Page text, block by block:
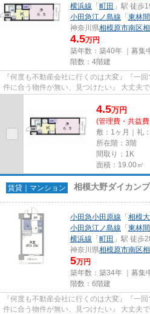
横浜線 「 町田 」駅 徒歩
小田急江ノ島線 「 東林間
神奈川県相模原市南区
4.5万円
築年数：築40年 ｜募集
階数：4階建
『何度も不動産会社に行くのは大変』『一
件に合う物件が無い、見つけたい』 大丈夫
4.5万円
(管理費・共益
敷：1ヶ月｜礼
所在階：3階
間取り：1K
面積：19.00㎡
賃貸｜マンション 相模大野ダイカン
小田急小田原線 「 相模
小田急江ノ島線 「 東林間
横浜線 「 町田 」駅 徒歩
神奈川県相模原市南区
5万円
築年数：築34年 ｜募集
階数：6階建
『何度も不動産会社に行くのは大変』『一
件に合う物件が無い、見つけたい』 大丈夫